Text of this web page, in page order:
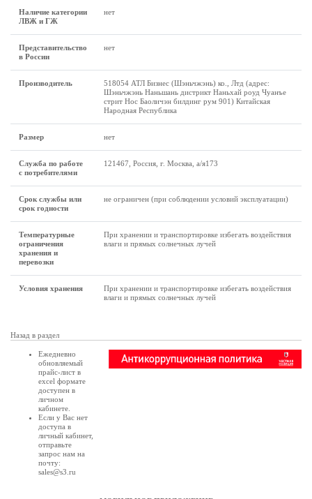
Наличие категории
ЛВЖ и ГЖ
нет
Представительство
в России
нет
Производитель
518054 АТЛ Бизнес (Шэньчжэнь) ко., Лтд (адрес:
Шэньчжэнь Наньшань дистрикт Наньхай роуд Чуанъе
стрит Нос Баоличэн билдинг рум 901) Китайская
Народная Республика
Размеp нет
Служба по работе
с потребителями
121467, Россия, г. Москва, а/я173
Срок службы или
срок годности
не ограничен (при соблюдении условий эксплуатации)
Температурные
ограничения
хранения и
перевозки
При хранении и транспортировке избегать воздействия
влаги и прямых солнечных лучей
Условия хранения
При хранении и транспортировке избегать воздействия
влаги и прямых солнечных лучей
Назад в раздел
Ежедневно
обновляемый
прайс-лист в
excel формате
доступен в
личном
кабинете
Если у Вас нет
доступа в
личный кабинет,
отправьте
запрос нам на
почту:
sales@s3.ru